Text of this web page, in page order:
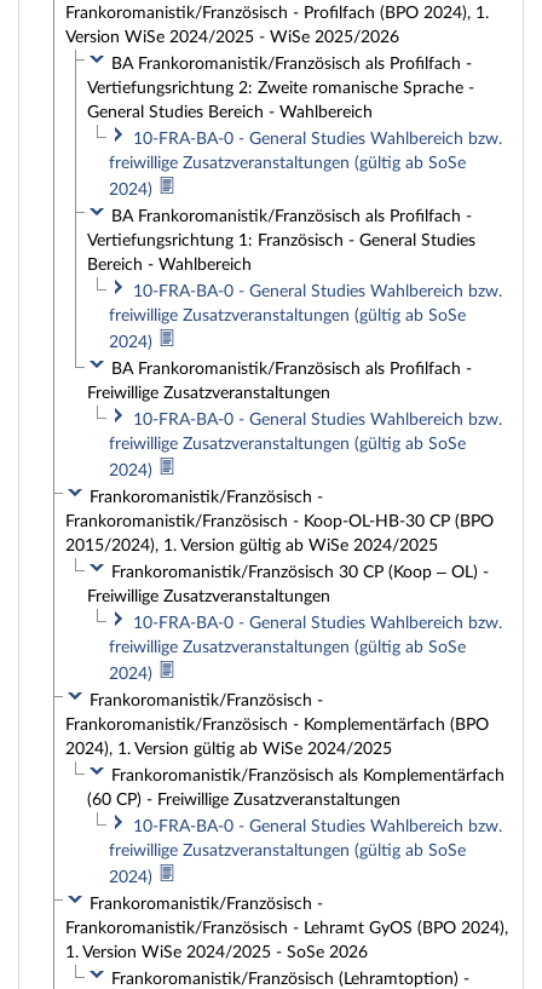
Frankoromanistik/Französisch - Profilfach (BPO 2024), 1.
Version WiSe 2024/2025 - WiSe 2025/2026
BA Frankoromanistik/Französisch als Profilfach -
Vertiefungsrichtung 2: Zweite romanische Sprache -
General Studies Bereich - Wahlbereich
10-FRA-BA-0 - General Studies Wahlbereich bzw.
freiwillige Zusatzveranstaltungen (gültig ab SoSe
2024)
BA Frankoromanistik/Französisch als Profilfach -
Vertiefungsrichtung 1: Französisch - General Studies
Bereich - Wahlbereich
10-FRA-BA-0 - General Studies Wahlbereich bzw.
freiwillige Zusatzveranstaltungen (gültig ab SoSe
2024)
BA Frankoromanistik/Französisch als Profilfach -
Freiwillige Zusatzveranstaltungen
10-FRA-BA-0 - General Studies Wahlbereich bzw.
freiwillige Zusatzveranstaltungen (gültig ab SoSe
2024)
Frankoromanistik/Französisch -
Frankoromanistik/Französisch - Koop-OL-HB-30 CP (BPO
2015/2024), 1. Version gültig ab WiSe 2024/2025
Frankoromanistik/Französisch 30 CP (Koop – OL) -
Freiwillige Zusatzveranstaltungen
10-FRA-BA-0 - General Studies Wahlbereich bzw.
freiwillige Zusatzveranstaltungen (gültig ab SoSe
2024)
Frankoromanistik/Französisch -
Frankoromanistik/Französisch - Komplementärfach (BPO
2024), 1. Version gültig ab WiSe 2024/2025
Frankoromanistik/Französisch als Komplementärfach
(60 CP) - Freiwillige Zusatzveranstaltungen
10-FRA-BA-0 - General Studies Wahlbereich bzw.
freiwillige Zusatzveranstaltungen (gültig ab SoSe
2024)
Frankoromanistik/Französisch -
Frankoromanistik/Französisch - Lehramt GyOS (BPO 2024),
1. Version WiSe 2024/2025 - SoSe 2026
Frankoromanistik/Französisch (Lehramtoption) -